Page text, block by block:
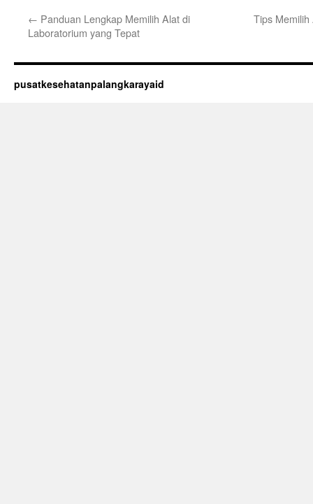
← Panduan Lengkap Memilih Alat di
Laboratorium yang Tepat
Tips
pusatkesehatanpalangkarayaid